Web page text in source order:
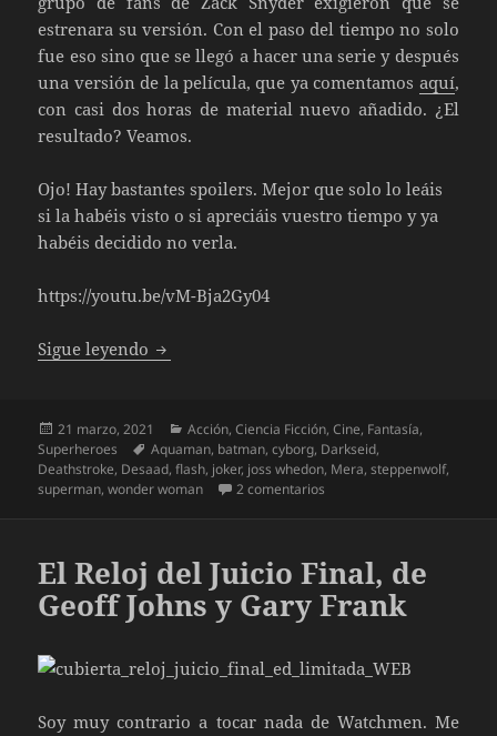
estrenara su versión. Con el paso del tiempo no solo
fue eso sino que se llegó a hacer una serie y después
una versión de la película, que ya comentamos aquí,
con casi dos horas de material nuevo añadido. ¿El
resultado? Veamos.
Ojo! Hay bastantes spoilers. Mejor que solo lo leáis
si la habéis visto o si apreciáis vuestro tiempo y ya
habéis decidido no verla.
https://youtu.be/vM-Bja2Gy04
Sigue leyendo Liga de la Justicia de Zack Snyder
Publicado
el
21 marzo, 2021 Categorías
Acción,Ciencia Ficción,Cine, Fantasía,
Superheroes
Etiquetas
Aquaman, batman,cyborg, Darkseid,
Deathstroke, Desaad,flash, joker, joss whedon, Mera,steppenwolf,
superman,wonder woman 2 comentarios
El Reloj del Juicio Final, de
Geoff Johns y Gary Frank
Soy muy contrario a tocar nada de Watchmen. Me